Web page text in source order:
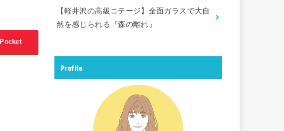
Pocket
【軽井沢の高級コテージ】全面ガラスで大自
然を感じられる『森の離れ』
Profile